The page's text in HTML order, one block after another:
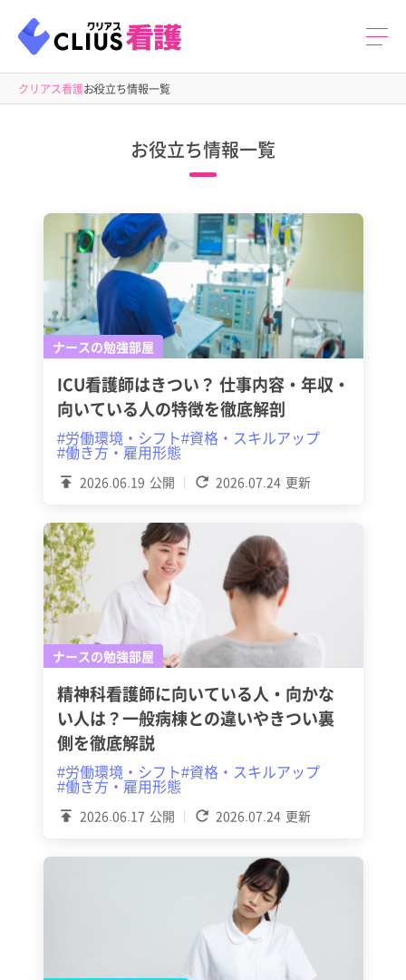
クリアス看護お役立ち情報一覧
お役立ち情報一覧
ナースの勉強部屋
2026.06.19 公開 2026.07.24 更新
ICU看護師はきつい？ 仕事内容・年収・
向いている人の特徴を徹底解剖
#労働環境・シフト#資格・スキルアップ
#働き方・雇用形態
ナースの勉強部屋
2026.06.17 公開 2026.07.24 更新
精神科看護師に向いている人・向かな
い人は？一般病棟との違いやきつい裏
側を徹底解説
#労働環境・シフト#資格・スキルアップ
#働き方・雇用形態